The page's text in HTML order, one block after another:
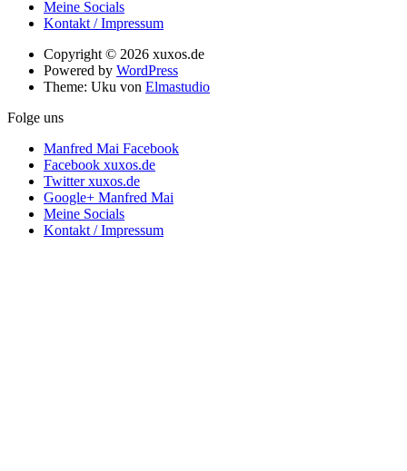
Meine Socials
Kontakt / Impressum
Copyright © 2026 xuxos.de
Powered by WordPress
Theme: Uku von Elmastudio
Folge uns
Manfred Mai Facebook
Facebook xuxos.de
Twitter xuxos.de
Google+ Manfred Mai
Meine Socials
Kontakt / Impressum